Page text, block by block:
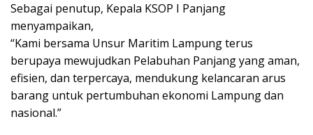
Sebagai penutup, Kepala KSOP I Panjang
menyampaikan,
“Kami bersama Unsur Maritim Lampung terus
berupaya mewujudkan Pelabuhan Panjang yang aman,
efisien, dan terpercaya, mendukung kelancaran arus
barang untuk pertumbuhan ekonomi Lampung dan
nasional.”